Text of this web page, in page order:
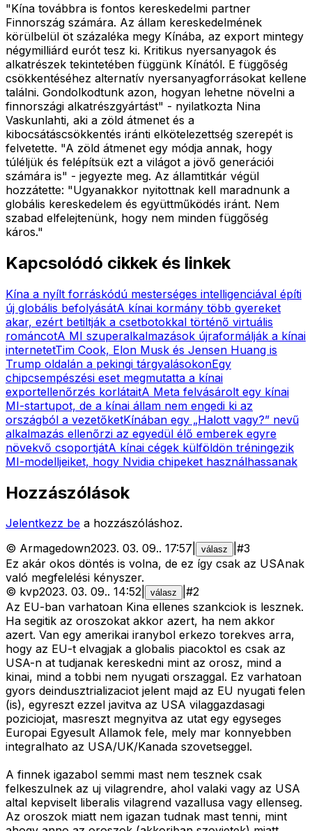
"Kína továbbra is fontos kereskedelmi partner
Finnország számára. Az állam kereskedelmének
körülbelül öt százaléka megy Kínába, az export mintegy
négymilliárd eurót tesz ki. Kritikus nyersanyagok és
alkatrészek tekintetében függünk Kínától. E függőség
csökkentéséhez alternatív nyersanyagforrásokat kellene
találni. Gondolkodtunk azon, hogyan lehetne növelni a
finnországi alkatrészgyártást" - nyilatkozta Nina
Vaskunlahti, aki a zöld átmenet és a
kibocsátáscsökkentés iránti elkötelezettség szerepét is
felvetette. "A zöld átmenet egy módja annak, hogy
túléljük és felépítsük ezt a világot a jövő generációi
számára is" - jegyezte meg. Az államtitkár végül
hozzátette: "Ugyanakkor nyitottnak kell maradnunk a
globális kereskedelem és együttműködés iránt. Nem
szabad elfelejtenünk, hogy nem minden függőség
káros."
Kapcsolódó cikkek és linkek
Kína a nyílt forráskódú mesterséges intelligenciával építi
új globális befolyásátA kínai kormány több gyereket
akar, ezért betiltják a csetbotokkal történő virtuális
románcotA MI szuperalkalmazások újraformálják a kínai
internetetTim Cook, Elon Musk és Jensen Huang is
Trump oldalán a pekingi tárgyalásokonEgy
chipcsempészési eset megmutatta a kínai
exportellenőrzés korlátaitA Meta felvásárolt egy kínai
MI-startupot, de a kínai állam nem engedi ki az
országból a vezetőketKínában egy „Halott vagy?” nevű
alkalmazás ellenőrzi az egyedül élő emberek egyre
növekvő csoportjátA kínai cégek külföldön tréningezik
MI-modelljeiket, hogy Nvidia chipeket használhassanak
Hozzászólások
Jelentkezz be a hozzászóláshoz.
© Armagedown2023. 03. 09.. 17:57 válasz #3
Ez akár okos döntés is volna, de ez így csak az USAnak
való megfelelési kényszer.
© kvp2023. 03. 09.. 14:52 válasz #2
Az EU-ban varhatoan Kina ellenes szankciok is lesznek.
Ha segitik az oroszokat akkor azert, ha nem akkor
azert. Van egy amerikai iranybol erkezo torekves arra,
hogy az EU-t elvagjak a globalis piacoktol es csak az
USA-n at tudjanak kereskedni mint az orosz, mind a
kinai, mind a tobbi nem nyugati orszaggal. Ez varhatoan
gyors deindusztrializaciot jelent majd az EU nyugati felen
(is), egyreszt ezzel javitva az USA vilaggazdasagi
poziciojat, masreszt megnyitva az utat egy egyseges
Europai Egyesult Allamok fele, mely mar konnyebben
integralhato az USA/UK/Kanada szovetseggel.
A finnek igazabol semmi mast nem tesznek csak
felkeszulnek az uj vilagrendre, ahol valaki vagy az USA
altal kepviselt liberalis vilagrend vazallusa vagy ellenseg.
Az oroszok miatt nem igazan tudnak mast tenni, mint